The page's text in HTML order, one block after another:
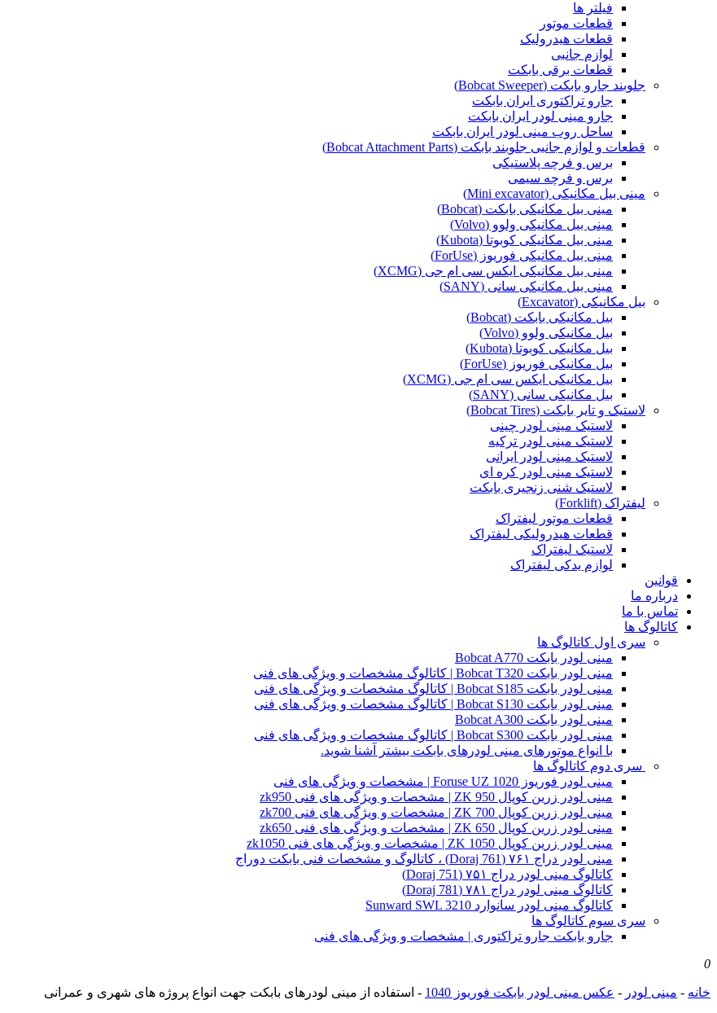
فیلتر ها
قطعات موتور
قطعات هیدرولیک
لوازم جانبی
قطعات برقی بابکت
جلوبند جارو بابکت (Bobcat Sweeper)
جارو تراکتوری ایران بابکت
جارو مینی لودر ایران بابکت
ساحل روب مینی لودر ایران بابکت
قطعات و لوازم جانبی جلوبند بابکت (Bobcat Attachment Parts)
برس و فرچه پلاستیکی
برس و فرچه سیمی
مینی بیل مکانیکی (Mini excavator)
مینی بیل مکانیکی بابکت (Bobcat)
مینی بیل مکانیکی ولوو (Volvo)
مینی بیل مکانیکی کوبوتا (Kubota)
مینی بیل مکانیکی فوریوز (ForUse)
مینی بیل مکانیکی ایکس سی ام جی (XCMG)
مینی بیل مکانیکی سانی (SANY)
بیل مکانیکی (Excavator)
بیل مکانیکی بابکت (Bobcat)
بیل مکانیکی ولوو (Volvo)
بیل مکانیکی کوبوتا (Kubota)
بیل مکانیکی فوریوز (ForUse)
بیل مکانیکی ایکس سی ام جی (XCMG)
بیل مکانیکی سانی (SANY)
لاستیک و تایر بابکت (Bobcat Tires)
لاستیک مینی لودر چینی
لاستیک مینی لودر ترکیه
لاستیک مینی لودر ایرانی
لاستیک مینی لودر کره ای
لاستیک شنی زنجیری بابکت
لیفتراک (Forklift)
قطعات موتور لیفتراک
قطعات هیدرولیکی لیفتراک
لاستیک لیفتراک
لوازم یدکی لیفتراک
قوانین
درباره ما
تماس با ما
کاتالوگ ها
سری اول کاتالوگ ها
مینی لودر بابکت Bobcat A770
مینی لودر بابکت Bobcat T320 | کاتالوگ مشخصات و ویژگی های فنی
مینی لودر بابکت Bobcat S185 | کاتالوگ مشخصات و ویژگی های فنی
مینی لودر بابکت Bobcat S130 | کاتالوگ مشخصات و ویژگی های فنی
مینی لودر بابکت Bobcat A300
مینی لودر بابکت Bobcat S300 | کاتالوگ مشخصات و ویژگی های فنی
با انواع موتورهای مینی لودرهای بابکت بیشتر آشنا شوید.
سری دوم کاتالوگ ها
مینی لودر فوریوز Foruse UZ 1020 | مشخصات و ویژگی های فنی
مینی لودر زرین کوپال ZK 950 | مشخصات و ویژگی های فنی zk950
مینی لودر زرین کوپال ZK 700 | مشخصات و ویژگی های فنی zk700
مینی لودر زرین کوپال ZK 650 | مشخصات و ویژگی های فنی zk650
مینی لودر زرین کوپال ZK 1050 | مشخصات و ویژگی های فنی zk1050
مینی لودر دراج ۷۶۱ (Doraj 761) ، کاتالوگ و مشخصات فنی بابکت دوراج
کاتالوگ مینی لودر دراج ۷۵۱ (Doraj 751)
کاتالوگ مینی لودر دراج ۷۸۱ (Doraj 781)
کاتالوگ مینی لودر سانوارد Sunward SWL 3210
سری سوم کاتالوگ ها
جارو بابکت جارو تراکتوری | مشخصات و ویژگی های فنی
0
خانه - مینی لودر - عکس مینی لودر بابکت فوریوز 1040 - استفاده از مینی لودرهای بابکت جهت انواع پروژه های شهری و عمرانی